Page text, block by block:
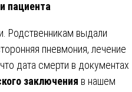
пациента
Родственникам выдали
пневмония, лечение
дата смерти в документах
заключения в нашем